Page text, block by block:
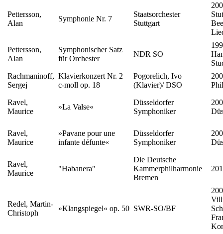
Pettersson,
Alan
Symphonie Nr. 7
Staatsorchester
Stuttgart
Pettersson,
Alan
Symphonischer Satz
für Orchester
NDR SO
Rachmaninoff,
Sergej
Klavierkonzert Nr. 2
c-moll op. 18
Pogorelich, Ivo
(Klavier)/ DSO
Ravel,
Maurice
»La Valse«
Düsseldorfer
Symphoniker
Ravel,
Maurice
»Pavane pour une
infante défunte«
Düsseldorfer
Symphoniker
Ravel,
Maurice
"Habanera"
Die Deutsche
Kammerphilharmonie
Bremen
Redel, Martin-
Christoph
»Klangspiegel« op. 50 SWR-SO/BF